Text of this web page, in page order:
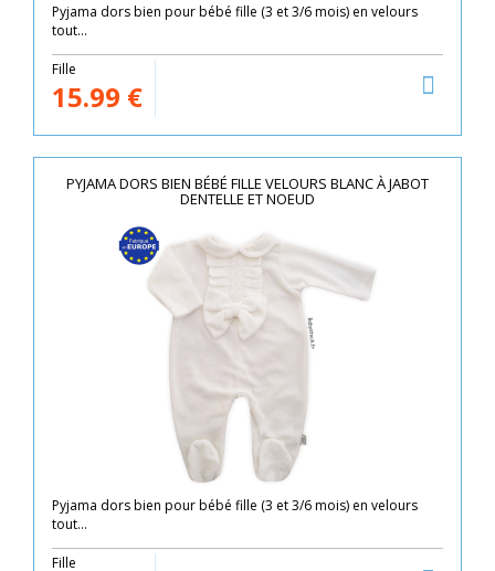
Pyjama dors bien pour bébé fille (3 et 3/6 mois) en velours
tout...
Fille
15.99 €
PYJAMA DORS BIEN BÉBÉ FILLE VELOURS BLANC À JABOT
DENTELLE ET NOEUD
Pyjama dors bien pour bébé fille (3 et 3/6 mois) en velours
tout...
Fille